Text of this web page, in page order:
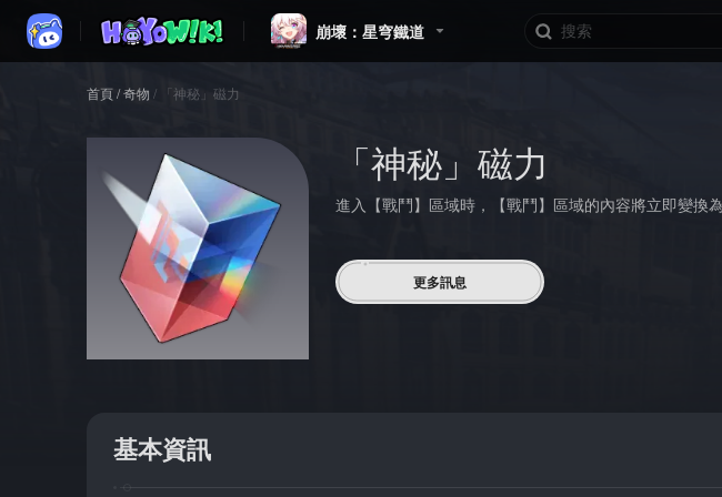
崩壞：星穹鐵道
首頁/奇物 / 「神秘」磁力
「神秘」磁力
進入【戰鬥】區域時，【戰鬥】區域的內容將立即變換
更多訊息
基本資訊